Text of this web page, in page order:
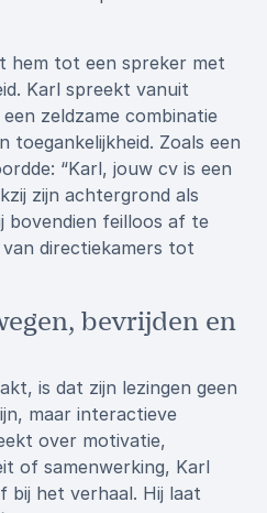
hem tot een spreker met
Karl spreekt vanuit
zeldzame combinatie
toegankelijkheid. Zoals een
“Karl, jouw cv is een
zijn achtergrond als
bovendien feilloos af te
directiekamers tot
bevrijden en
is dat zijn lezingen geen
maar interactieve
over motivatie,
of samenwerking, Karl
bij het verhaal. Hij laat